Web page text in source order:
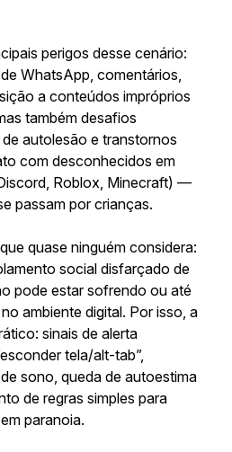
perigos desse cenário:
WhatsApp, comentários,
a conteúdos impróprios
também desafios
autolesão e transtornos
com desconhecidos em
Roblox, Minecraft) —
passam por crianças.
quase ninguém considera:
social disfarçado de
pode estar sofrendo ou até
ambiente digital. Por isso, a
sinais de alerta
tela/alt-tab”,
sono, queda de autoestima
de regras simples para
paranoia.